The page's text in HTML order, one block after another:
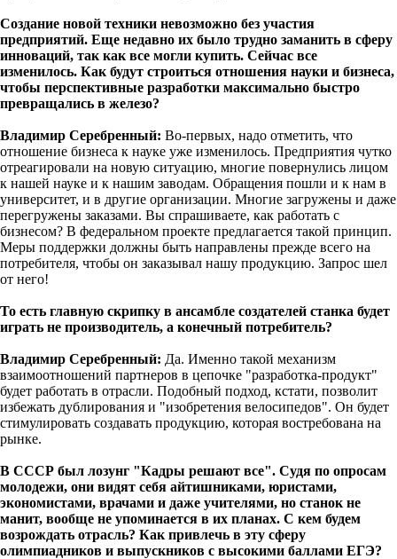
Создание новой техники невозможно без участия
предприятий. Еще недавно их было трудно заманить в сферу
инноваций, так как все могли купить. Сейчас все
изменилось. Как будут строиться отношения науки и бизнеса,
чтобы перспективные разработки максимально быстро
превращались в железо?
Владимир Серебренный: Во-первых, надо отметить, что
отношение бизнеса к науке уже изменилось. Предприятия чутко
отреагировали на новую ситуацию, многие повернулись лицом
к нашей науке и к нашим заводам. Обращения пошли и к нам в
университет, и в другие организации. Многие загружены и даже
перегружены заказами. Вы спрашиваете, как работать с
бизнесом? В федеральном проекте предлагается такой принцип.
Меры поддержки должны быть направлены прежде всего на
потребителя, чтобы он заказывал нашу продукцию. Запрос шел
от него!
То есть главную скрипку в ансамбле создателей станка будет
играть не производитель, а конечный потребитель?
Владимир Серебренный: Да. Именно такой механизм
взаимоотношений партнеров в цепочке "разработка-продукт"
будет работать в отрасли. Подобный подход, кстати, позволит
избежать дублирования и "изобретения велосипедов". Он будет
стимулировать создавать продукцию, которая востребована на
рынке.
В СССР был лозунг "Кадры решают все". Судя по опросам
молодежи, они видят себя айтишниками, юристами,
экономистами, врачами и даже учителями, но станок не
манит, вообще не упоминается в их планах. С кем будем
возрождать отрасль? Как привлечь в эту сферу
олимпиадников и выпускников с высокими баллами ЕГЭ?